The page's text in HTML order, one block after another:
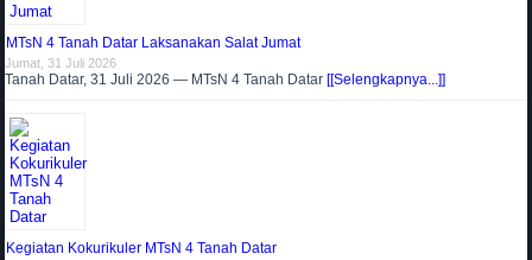
MTsN 4 Tanah Datar Laksanakan Salat Jumat
Jumat, 31 Juli 2026
Tanah Datar, 31 Juli 2026 — MTsN 4 Tanah Datar [[Selengkapnya...]]
Kegiatan Kokurikuler MTsN 4 Tanah Datar